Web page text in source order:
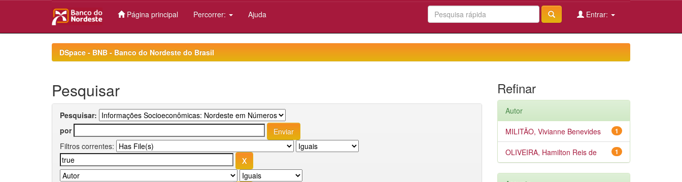
Página principal Percorrer: Ajuda Entrar:
DSpace - BNB - Banco do Nordeste do Brasil
Pesquisar
Pesquisar:
por
Filtros correntes:
Refinar
Autor
1
MILITÃO, Vivianne Benevides
1
OLIVEIRA, Hamilton Reis de